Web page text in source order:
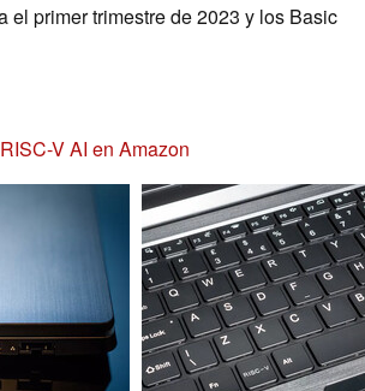
el primer trimestre de 2023 y los Basic
V AI en Amazon